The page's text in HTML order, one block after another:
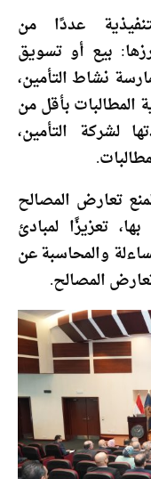
عددًا من
بيع أو تسويق
نشاط التأمين،
المطالبات بأقل من
لشركة التأمين،
تعارض المصالح
تعزيزًا لمبادئ
والمحاسبة عن
المصالح.